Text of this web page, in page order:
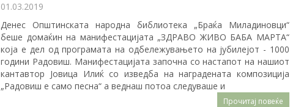
01.03.2019
Денес Општинската народна библиотека „Браќа Миладиновци“
беше домаќин на манифестацијата „ЗДРАВО ЖИВО БАБА МАРТА“
која е дел од програмата на одбележувањето на јубилејот - 1000
години Радовиш. Манифестацијата започна со настапот на нашиот
кантавтор Јовица Илиќ со изведба на наградената композиција
„Радовиш е само песна“ а веднаш потоа следуваше и
Прочитај повеќе